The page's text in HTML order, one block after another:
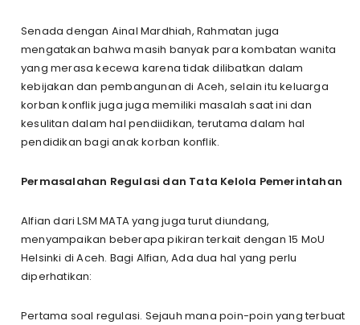
Senada dengan Ainal Mardhiah, Rahmatan juga
mengatakan bahwa masih banyak para kombatan wanita
yang merasa kecewa karena tidak dilibatkan dalam
kebijakan dan pembangunan di Aceh, selain itu keluarga
korban konflik juga juga memiliki masalah saat ini dan
kesulitan dalam hal pendiidikan, terutama dalam hal
pendidikan bagi anak korban konflik.
Permasalahan Regulasi dan Tata Kelola Pemerintahan
Alfian dari LSM MATA yang juga turut diundang,
menyampaikan beberapa pikiran terkait dengan 15 MoU
Helsinki di Aceh. Bagi Alfian, Ada dua hal yang perlu
diperhatikan:
Pertama soal regulasi. Sejauh mana poin-poin yang terbuat